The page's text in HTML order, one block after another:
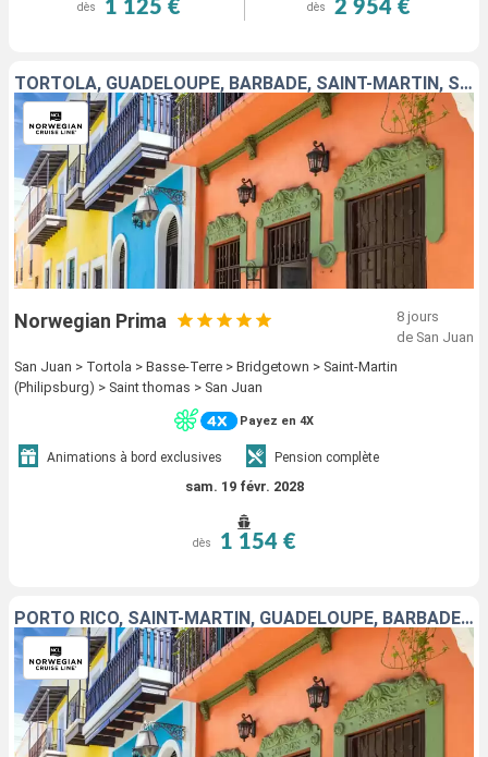
dès 1 125 € dès 2 954 €
TORTOLA, GUADELOUPE, BARBADE, SAINT-MARTIN, SAINT-THOMAS, PORTO RICO
Norwegian Prima
8 jours
de San Juan
San Juan > Tortola > Basse-Terre > Bridgetown > Saint-Martin
(Philipsburg) > Saint thomas > San Juan
Payez en 4X
Animations à bord exclusives Pension complète
sam. 19 févr. 2028
dès 1 154 €
PORTO RICO, SAINT-MARTIN, GUADELOUPE, BARBADE, SAINTE-LUCIE, TORTOLA, SAINT-THOMAS